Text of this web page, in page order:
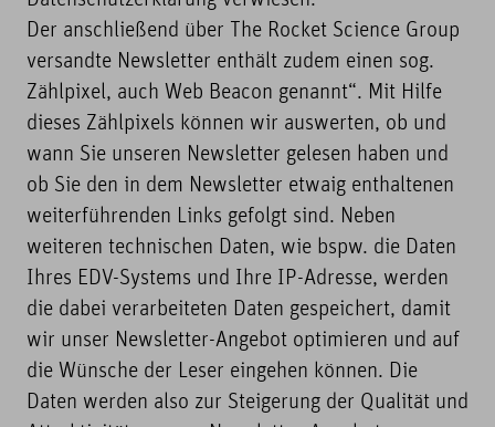
Der anschließend über The Rocket Science Group
versandte Newsletter enthält zudem einen sog.
Zählpixel, auch Web Beacon genannt“. Mit Hilfe
dieses Zählpixels können wir auswerten, ob und
wann Sie unseren Newsletter gelesen haben und
ob Sie den in dem Newsletter etwaig enthaltenen
weiterführenden Links gefolgt sind. Neben
weiteren technischen Daten, wie bspw. die Daten
Ihres EDV-Systems und Ihre IP-Adresse, werden
die dabei verarbeiteten Daten gespeichert, damit
wir unser Newsletter-Angebot optimieren und auf
die Wünsche der Leser eingehen können. Die
Daten werden also zur Steigerung der Qualität und